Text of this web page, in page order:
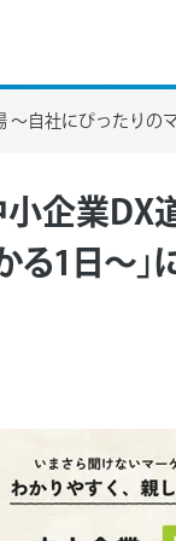
～自社にぴったりの
小企業
る1日～」